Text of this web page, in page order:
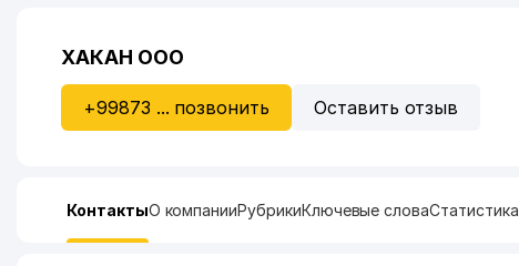
ХАКАН ООО
+99873 ... позвонить Оставить отзыв
КонтактыО компанииРубрикиКлючевые словаСтатистика